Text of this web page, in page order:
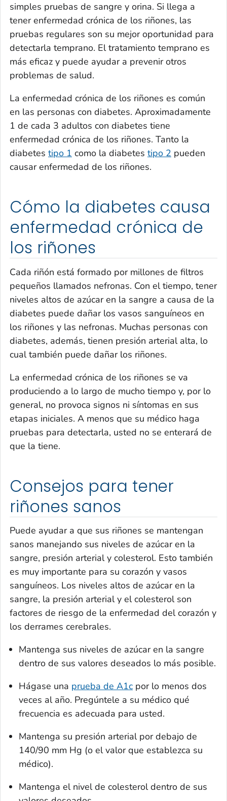
simples pruebas de sangre y orina. Si llega a
tener enfermedad crónica de los riñones, las
pruebas regulares son su mejor oportunidad para
detectarla temprano. El tratamiento temprano es
más eficaz y puede ayudar a prevenir otros
problemas de salud.
La enfermedad crónica de los riñones es común
en las personas con diabetes. Aproximadamente
1 de cada 3 adultos con diabetes tiene
enfermedad crónica de los riñones. Tanto la
diabetes tipo 1 como la diabetes tipo 2 pueden
causar enfermedad de los riñones.
Cómo la diabetes causa
enfermedad crónica de
los riñones
Cada riñón está formado por millones de filtros
pequeños llamados nefronas. Con el tiempo, tener
niveles altos de azúcar en la sangre a causa de la
diabetes puede dañar los vasos sanguíneos en
los riñones y las nefronas. Muchas personas con
diabetes, además, tienen presión arterial alta, lo
cual también puede dañar los riñones.
La enfermedad crónica de los riñones se va
produciendo a lo largo de mucho tiempo y, por lo
general, no provoca signos ni síntomas en sus
etapas iniciales. A menos que su médico haga
pruebas para detectarla, usted no se enterará de
que la tiene.
Consejos para tener
riñones sanos
Puede ayudar a que sus riñones se mantengan
sanos manejando sus niveles de azúcar en la
sangre, presión arterial y colesterol. Esto también
es muy importante para su corazón y vasos
sanguíneos. Los niveles altos de azúcar en la
sangre, la presión arterial y el colesterol son
factores de riesgo de la enfermedad del corazón y
los derrames cerebrales.
Mantenga sus niveles de azúcar en la sangre
dentro de sus valores deseados lo más posible.
Hágase una prueba de A1c por lo menos dos
veces al año. Pregúntele a su médico qué
frecuencia es adecuada para usted.
Mantenga su presión arterial por debajo de
140/90 mm Hg (o el valor que establezca su
médico).
Mantenga el nivel de colesterol dentro de sus